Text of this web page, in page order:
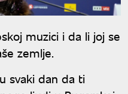
muzici i da li joj se
zemlje.
svaki dan da ti